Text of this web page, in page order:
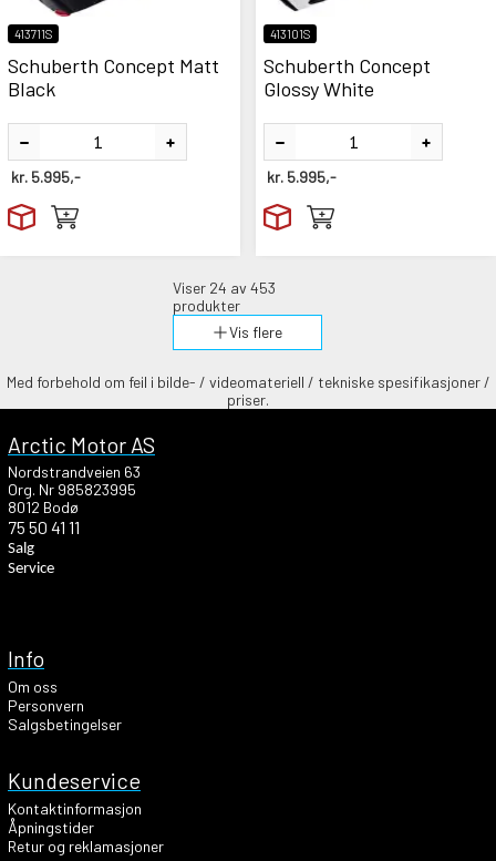
413711S
Schuberth Concept Matt
Black
kr. 5.995,-
413101S
Schuberth Concept
Glossy White
kr. 5.995,-
Viser 24 av 453
produkter
Vis flere
Med forbehold om feil i bilde- / videomateriell / tekniske spesifikasjoner /
priser.
Info
Om oss
Personvern
Salgsbetingelser
Kundeservice
Kontaktinformasjon
Åpningstider
Retur og reklamasjoner
Arctic Motor AS
Nordstrandveien 63
Org. Nr 985823995
8012 Bodø
75 50 41 11
Salg
Service